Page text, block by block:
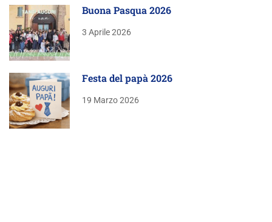
Buona Pasqua 2026
3 Aprile 2026
Festa del papà 2026
19 Marzo 2026